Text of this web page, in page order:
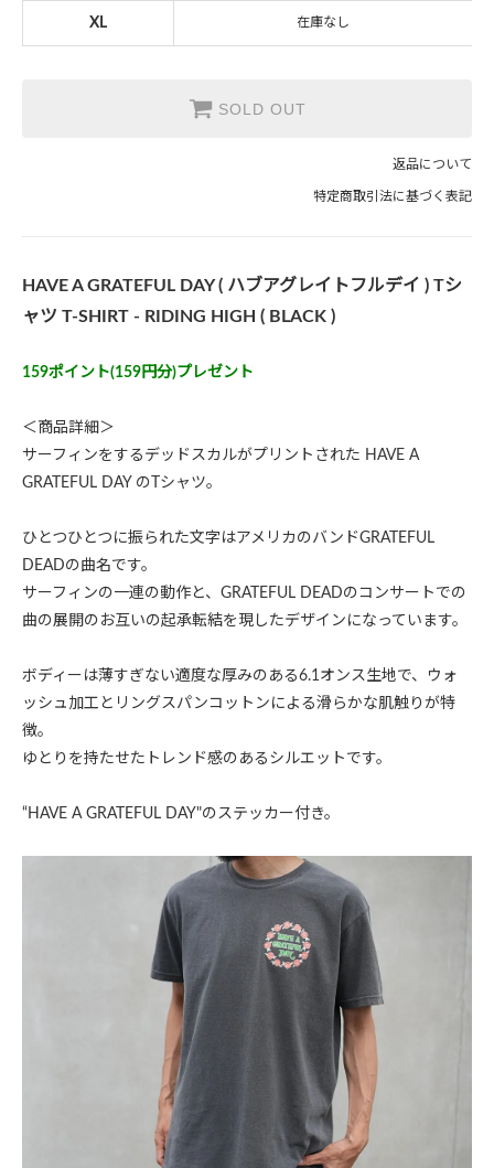
XL 在庫なし
SOLD OUT
返品について
特定商取引法に基づく表記
HAVE A GRATEFUL DAY ( ハブアグレイトフルデイ ) Tシ
ャツ T-SHIRT - RIDING HIGH ( BLACK )
159ポイント(159円分)プレゼント
＜商品詳細＞
サーフィンをするデッドスカルがプリントされた HAVE A
GRATEFUL DAY のTシャツ。
ひとつひとつに振られた文字はアメリカのバンドGRATEFUL
DEADの曲名です。
サーフィンの一連の動作と、GRATEFUL DEADのコンサートでの
曲の展開のお互いの起承転結を現したデザインになっています。
ボディーは薄すぎない適度な厚みのある6.1オンス生地で、ウォ
ッシュ加工とリングスパンコットンによる滑らかな肌触りが特
徴。
ゆとりを持たせたトレンド感のあるシルエットです。
“HAVE A GRATEFUL DAY"のステッカー付き。